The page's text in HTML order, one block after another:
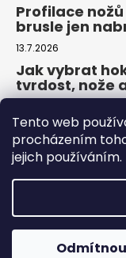
Tento web
procházením
jejich používáním.
Profilace
brusle jen
13.7.2026
Jak vybrat
tvrdost, nože
Jak vybrat
průvodce pro
jízdu |
22.6.2026
Copyright 2026